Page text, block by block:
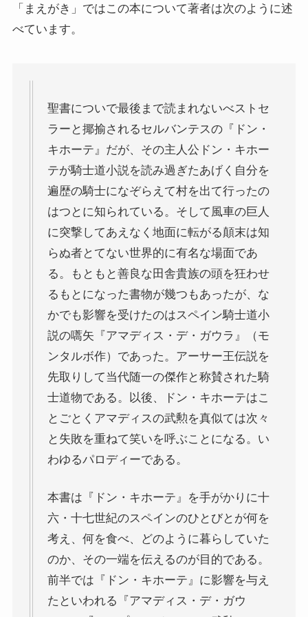
マルクス・エンゲルスの生涯と思想背景
ディストピア・SF小説から考える現代社会
ロシアの偉大な作家プーシキン・ゴーゴリ
ロシアの巨人トルストイ
ロシアの文豪ツルゲーネフ
ロシアの大作家チェーホフの名作たち
ニーチェとドストエフスキー
愛すべき遍歴の騎士ドン・キホーテ
フランス文学と歴史・文化
『レ・ミゼラブル』をもっと楽しむために
ブログ筆者イチオシの作家エミール・ゾラ
名作の宝庫・シェイクスピア
蜷川幸雄と現代演劇
「まえがき」ではこの本について著者は次のように述
べています。
聖書についで最後まで読まれないべストセ
ラーと揶揄されるセルバンテスの『ドン・
キホーテ』だが、その主人公ドン・キホー
テが騎士道小説を読み過ぎたあげく自分を
遍歴の騎士になぞらえて村を出て行ったの
はつとに知られている。そして風車の巨人
に突撃してあえなく地面に転がる顛末は知
らぬ者とてない世界的に有名な場面であ
る。もともと善良な田舎貴族の頭を狂わせ
るもとになった書物が幾つもあったが、な
かでも影響を受けたのはスペイン騎士道小
説の嚆矢『アマディス・デ・ガウラ』（モ
ンタルボ作）であった。アーサー王伝説を
先取りして当代随一の傑作と称賛された騎
士道物である。以後、ドン・キホーテはこ
とごとくアマディスの武勲を真似ては次々
と失敗を重ねて笑いを呼ぶことになる。い
わゆるパロディーである。
本書は『ドン・キホーテ』を手がかりに十
六・十七世紀のスペインのひとびとが何を
考え、何を食べ、どのように暮らしていた
のか、その一端を伝えるのが目的である。
前半では『ドン・キホーテ』に影響を与え
たといわれる『アマディス・デ・ガウ